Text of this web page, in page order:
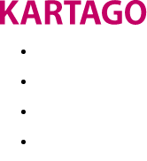
Kapcsolat Nyár 2026